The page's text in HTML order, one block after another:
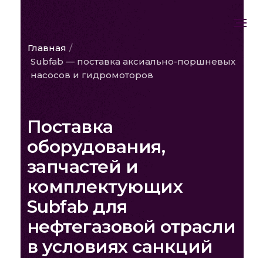
Главная /
Subfab — поставка аксиально-поршневых
насосов и гидромоторов
Поставка
оборудования,
запчастей и
комплектующих
Subfab для
нефтегазовой отрасли
в условиях санкций